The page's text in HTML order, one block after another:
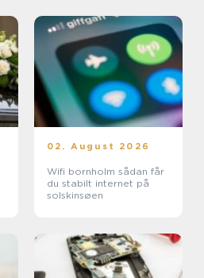
02. August 2026
Wifi bornholm sådan får
du stabilt internet på
solskinsøen